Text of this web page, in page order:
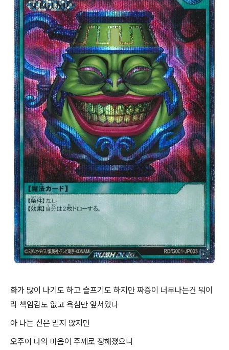
화가 많이 나기도 하고 슬프기도 하지만 짜증이 너무나는건 뭐이
리 책임감도 없고 욕심만 앞서있나
아 나는 신은 믿지 않지만
오주여 나의 마음이 주께로 정해졌으니